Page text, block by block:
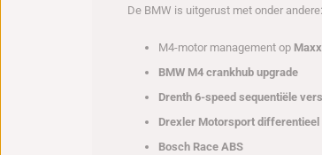
De BMW is uitgerust met onder andere:
M4-motor management op
BMW M4 crankhub upgrade
Drenth 6-speed sequentiële
Drexler Motorsport differentieel
Bosch Race ABS